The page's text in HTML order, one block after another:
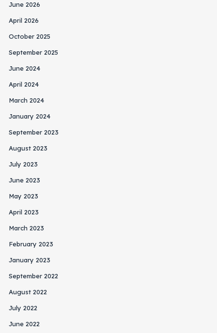
June 2026
April 2026
October 2025
September 2025
June 2024
April 2024
March 2024
January 2024
September 2023
August 2023
July 2023
June 2023
May 2023
April 2023
March 2023
February 2023
January 2023
September 2022
August 2022
July 2022
June 2022